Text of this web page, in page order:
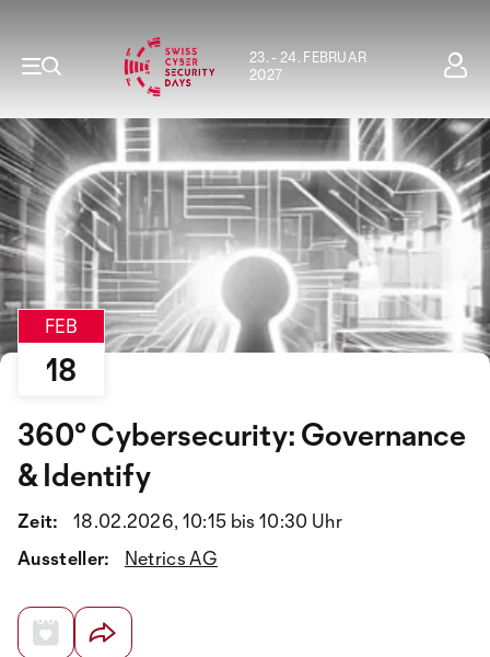
23. - 24. FEBRUAR
2027
FEB
18
360° Cybersecurity: Governance
& Identify
Zeit:
18.02.2026, 10:15 bis 10:30 Uhr
Aussteller:
Netrics AG